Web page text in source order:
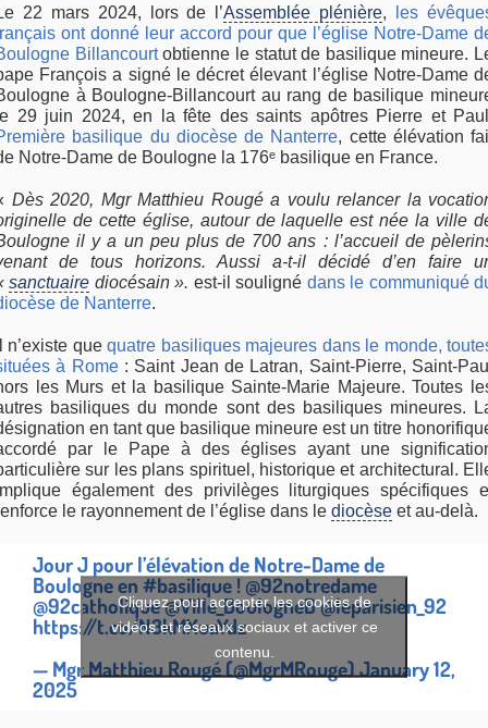
22 mars 2024, lors de l’Assemblée plénière,
les
ont donné leur accord pour que l’église Notre-Dame
Billancourtobtienne le statut de basilique mineure.
François a signé le décret élevant l’église Notre-Dame
à Boulogne-Billancourt au rang de basilique
29 juin 2024, en la fête des saints apôtres Pierre et
basilique du diocèse de Nanterre, cette élévation
Notre-Dame de Boulogne la 176ᵉ basilique en France.
Dès 2020, Mgr Matthieu Rougé a voulu relancer la
de cette église, autour de laquelle est née la ville
il y a un peu plus de 700 ans : l’accueil de
de tous horizons. Aussi a-t-il décidé d’en faire
sanctuaire diocésain ». est-il souligné dans le communiqué
de Nanterre.
n’existe quequatre basiliques majeures dans le monde,
à Rome: Saint Jean de Latran, Saint-Pierre, Saint-
les Murs et la basilique Sainte-Marie Majeure. Toutes
basiliques du monde sont des basiliques mineures.
en tant que basilique mineure est un titre
par le Pape à des églises ayant une
sur les plans spirituel, historique et architectural.
également des privilèges liturgiques spécifiques
le rayonnement de l’église dans le diocèse et au-delà.
Jour J pour l’élévation de Notre-Dame de
Boulogne en#basilique! ⁦@92notredame
@92catholique⁩ ⁦@Ville_BoulogneB⁩ ⁦@leparisien_92
https://t.co/N3kMXuaYdz
— Mgr Matthieu Rougé (@MgrMRouge)January 12,
2025
Cliquez pour accepter les cookies de
vidéos et réseaux sociaux et activer ce
contenu.